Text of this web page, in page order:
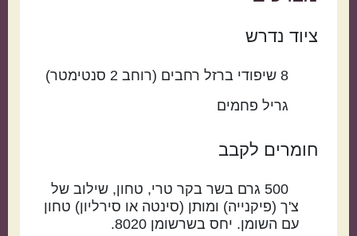
ציוד נדרש
8 שיפודי ברזל רחבים (רוחב 2 סנטימטר)
גריל פחמים
חומרים לקבב
500 גרם בשר בקר טרי טחון, שילוב של
צ'ך (פיקנייה) ומותן (סינטה או סירליון) טחון
עם השומן. יחס בשרשומן 8020.